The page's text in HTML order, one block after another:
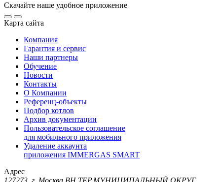
Скачайте наше удобное приложение
Карта сайта
Компания
Гарантия и сервис
Наши партнеры
Обучение
Новости
Контакты
О Компании
Референц-объекты
Подбор котлов
Архив документации
Пользовательское соглашение
для мобильного приложения
Удаление аккаунта
приложения IMMERGAS SMART
Адрес
127273, г. Москва ВН.ТЕР.МУНИЦИПАЛЬНЫЙ ОКРУГ